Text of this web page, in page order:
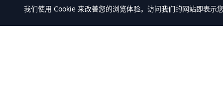
我们使用 Cookie 来改善您的浏览体验。访问我们的网站即表示